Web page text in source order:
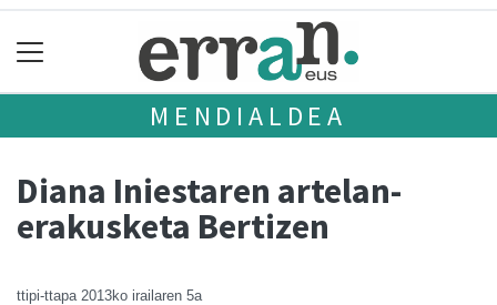
MENDIALDEA
Diana Iniestaren artelan-
erakusketa Bertizen
ttipi-ttapa 2013ko irailaren 5a